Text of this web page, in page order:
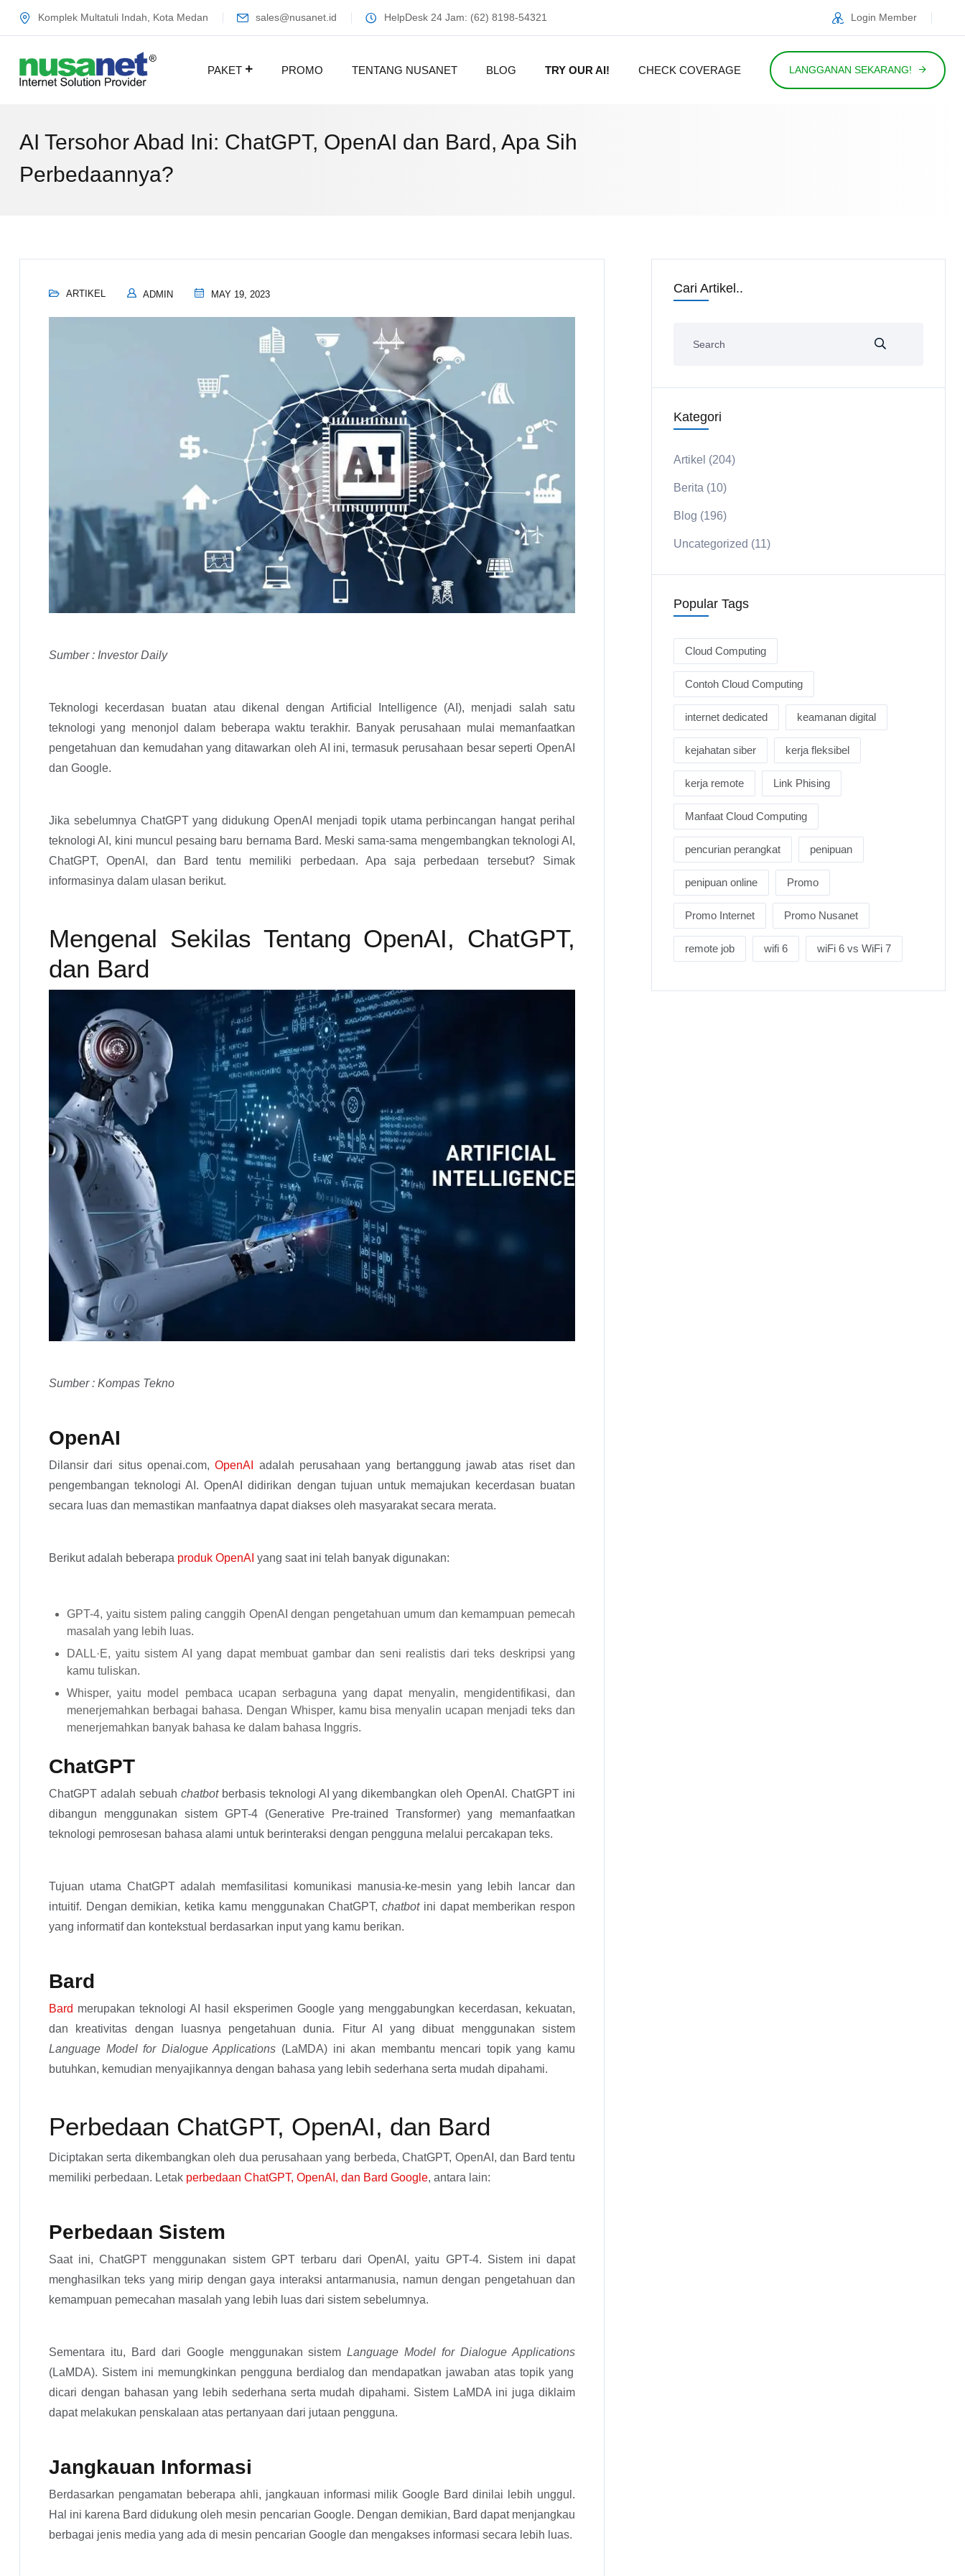
Komplek Multatuli Indah, Kota Medan sales@nusanet.id HelpDesk 24 Jam: (62) 8198-54321 Login Member
PAKET PROMO TENTANG NUSANET BLOG TRY OUR AI! CHECK COVERAGE LANGGANAN SEKARANG!
AI Tersohor Abad Ini: ChatGPT, OpenAI dan Bard, Apa Sih
Perbedaannya?
ARTIKEL ADMIN MAY 19, 2023
Sumber : Investor Daily
Teknologi kecerdasan buatan atau dikenal dengan Artificial Intelligence (AI), menjadi salah satu
teknologi yang menonjol dalam beberapa waktu terakhir. Banyak perusahaan mulai memanfaatkan
pengetahuan dan kemudahan yang ditawarkan oleh AI ini, termasuk perusahaan besar seperti OpenAI
dan Google.
Jika sebelumnya ChatGPT yang didukung OpenAI menjadi topik utama perbincangan hangat perihal
teknologi AI, kini muncul pesaing baru bernama Bard. Meski sama-sama mengembangkan teknologi AI,
ChatGPT, OpenAI, dan Bard tentu memiliki perbedaan. Apa saja perbedaan tersebut? Simak
informasinya dalam ulasan berikut.
Mengenal Sekilas Tentang OpenAI, ChatGPT,
dan Bard
Sumber : Kompas Tekno
OpenAI
Dilansir dari situs openai.com,OpenAI
adalah perusahaan yang bertanggung jawab atas riset dan
pengembangan teknologi AI. OpenAI didirikan dengan tujuan untuk memajukan kecerdasan buatan
secara luas dan memastikan manfaatnya dapat diakses oleh masyarakat secara merata.
Berikut adalah beberapa produk OpenAI yang saat ini telah banyak digunakan:
GPT-4, yaitu sistem paling canggih OpenAI dengan pengetahuan umum dan kemampuan pemecah
masalah yang lebih luas.
DALL·E, yaitu sistem AI yang dapat membuat gambar dan seni realistis dari teks deskripsi yang
kamu tuliskan.
Whisper, yaitu model pembaca ucapan serbaguna yang dapat menyalin, mengidentifikasi, dan
menerjemahkan berbagai bahasa. Dengan Whisper, kamu bisa menyalin ucapan menjadi teks dan
menerjemahkan banyak bahasa ke dalam bahasa Inggris.
ChatGPT
ChatGPT adalah sebuah chatbotberbasis teknologi AI yang dikembangkan oleh OpenAI. ChatGPT ini
dibangun menggunakan sistem GPT-4 (Generative Pre-trained Transformer) yang memanfaatkan
teknologi pemrosesan bahasa alami untuk berinteraksi dengan pengguna melalui percakapan teks.
Tujuan utama ChatGPT adalah memfasilitasi komunikasi manusia-ke-mesin yang lebih lancar dan
intuitif. Dengan demikian, ketika kamu menggunakan ChatGPT,chatbotini dapat memberikan respon
yang informatif dan kontekstual berdasarkan input yang kamu berikan.
Bard
Bard merupakan teknologi AI hasil eksperimen Google yang menggabungkan kecerdasan, kekuatan,
dan kreativitas dengan luasnya pengetahuan dunia. Fitur AI yang dibuat menggunakan sistem
Language Model for Dialogue Applications (LaMDA) ini akan membantu mencari topik yang kamu
butuhkan, kemudian menyajikannya dengan bahasa yang lebih sederhana serta mudah dipahami.
Perbedaan ChatGPT, OpenAI, dan Bard
Diciptakan serta dikembangkan oleh dua perusahaan yang berbeda, ChatGPT, OpenAI, dan Bard tentu
memiliki perbedaan. Letak perbedaan ChatGPT, OpenAI, dan Bard Google, antara lain:
Perbedaan Sistem
Saat ini, ChatGPT menggunakan sistem GPT terbaru dari OpenAI, yaitu GPT-4. Sistem ini dapat
menghasilkan teks yang mirip dengan gaya interaksi antarmanusia, namun dengan pengetahuan dan
kemampuan pemecahan masalah yang lebih luas dari sistem sebelumnya.
Sementara itu, Bard dari Google menggunakan sistemLanguage Model for Dialogue Applications
(LaMDA). Sistem ini memungkinkan pengguna berdialog dan mendapatkan jawaban atas topik yang
dicari dengan bahasan yang lebih sederhana serta mudah dipahami. Sistem LaMDA ini juga diklaim
dapat melakukan penskalaan atas pertanyaan dari jutaan pengguna.
Jangkauan Informasi
Berdasarkan pengamatan beberapa ahli, jangkauan informasi milik Google Bard dinilai lebih unggul.
Hal ini karena Bard didukung oleh mesin pencarian Google. Dengan demikian, Bard dapat menjangkau
berbagai jenis media yang ada di mesin pencarian Google dan mengakses informasi secara lebih luas.
Cari Artikel..
Kategori
Artikel (204)
Berita (10)
Blog (196)
Uncategorized (11)
Popular Tags
Cloud Computing
Contoh Cloud Computing
internet dedicated keamanan digital
kejahatan siber kerja fleksibel
kerja remote Link Phising
Manfaat Cloud Computing
pencurian perangkat penipuan
penipuan online Promo
Promo Internet Promo Nusanet
remote job wifi 6 wiFi 6 vs WiFi 7